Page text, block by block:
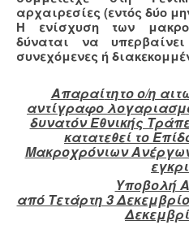
αρχαιρεσίες (εντός δύο
Η ενίσχυση των
δύναται να
συνεχόμενες ή
Απαραίτητο ο/η
αντίγραφο
δυνατόν Εθνικής
κατατεθεί το
Μακροχρόνιων
Υποβολή
από Τετάρτη 3